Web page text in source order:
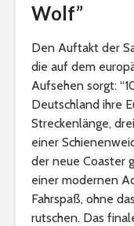
Wolf”
Den Auftakt der
die auf dem
Aufsehen sorgt:
Deutschland ihre
Streckenlänge,
einer
der neue Coaster
einer modernen
Fahrspaß, ohne
rutschen. Das